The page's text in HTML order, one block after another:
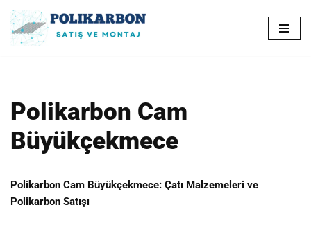
İçeriğe
Polikarbon Cam
Büyükçekmece
Polikarbon Cam Büyükçekmece: Çatı Malzemeleri ve
Polikarbon Satışı